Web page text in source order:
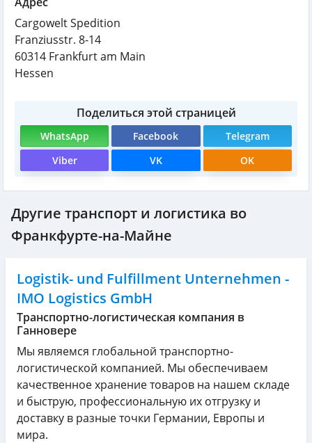
Cargowelt Spedition
Franziusstr. 8-14
60314 Frankfurt am Main
Hessen
Поделиться этой страницей
WhatsApp Facebook
Telegram
Viber
VK OK
Другие транспорт и логистика во
Франкфурте-на-Майне
Logistik- und Fulfillment Unternehmen -
IMO Logistics GmbH
Транспортно-логистическая компания в
Ганновере
Мы являемся глобальной транспортно-
логистической компанией. Мы обеспечиваем
качественное хранение товаров на нашем складе
и быструю, профессиональную их отгрузку и
доставку в разные точки Германии, Европы и
мира.